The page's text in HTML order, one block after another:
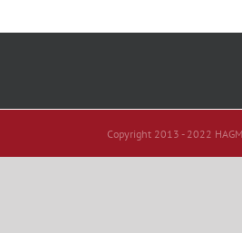
Copyright 2013 - 2022